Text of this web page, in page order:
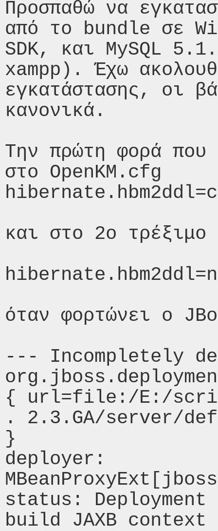
Προσπαθώ να
από το bundle σε
SDK, και MySQL
xampp). Έχω
εγκατάστασης, οι
κανονικά.
Την πρώτη φορά που
στο OpenKM.cfg
και στο 2ο
όταν φορτώνει ο
--- Incompletely
{ url=file:/E:/
. 2.3.GA/server/
}
deployer:
status: Deployment
build JAXB context